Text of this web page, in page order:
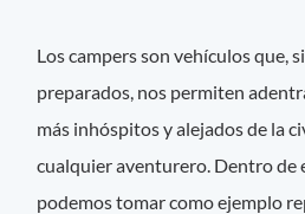
Los campers son vehículos que,
preparados, nos permiten
más inhóspitos y alejados de la
cualquier aventurero. Dentro de
podemos tomar como ejemplo